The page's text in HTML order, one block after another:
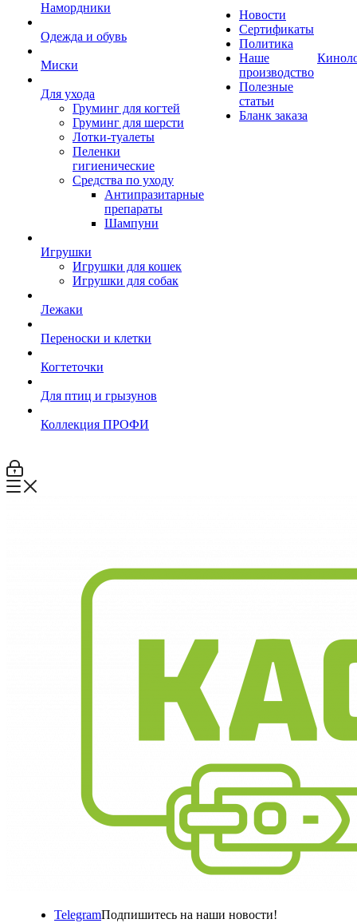
Намордники
Одежда и обувь
Миски
Для ухода
Груминг для когтей
Груминг для шерсти
Лотки-туалеты
Пеленки
гигиенические
Средства по уходу
Антипразитарные
препараты
Шампуни
Игрушки
Игрушки для кошек
Игрушки для собак
Лежаки
Переноски и клетки
Когтеточки
Для птиц и грызунов
Коллекция ПРОФИ
Новости
Сертификаты
Политика
Наше
производство
Полезные
статьи
Бланк заказа
TelegramПодпишитесь на наши новости!